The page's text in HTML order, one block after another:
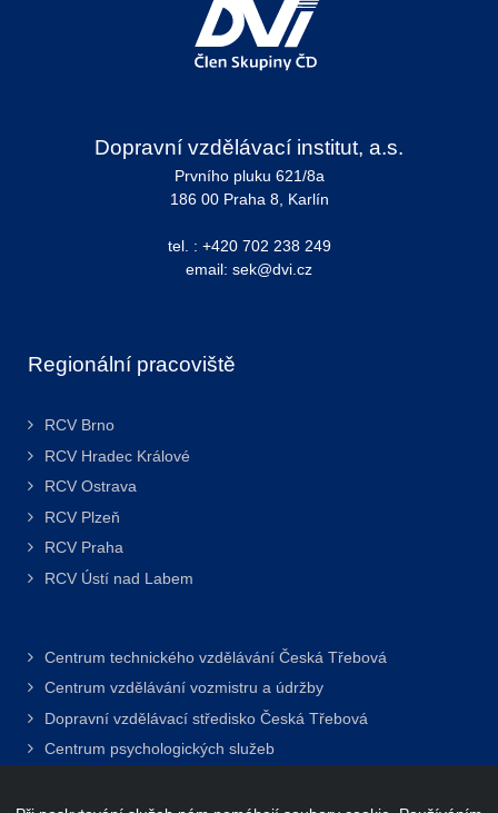
Dopravní vzdělávací institut, a.s.
Prvního pluku 621/8a
186 00 Praha 8, Karlín
tel. : +420 702 238 249
email: sek@dvi.cz
Regionální pracoviště
RCV Brno
RCV Hradec Králové
RCV Ostrava
RCV Plzeň
RCV Praha
RCV Ústí nad Labem
Centrum technického vzdělávání Česká Třebová
Centrum vzdělávání vozmistru a údržby
Dopravní vzdělávací středisko Česká Třebová
Centrum psychologických služeb